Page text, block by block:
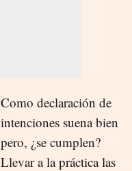
Como declaración de
intenciones suena bien
pero, ¿se cumplen?
Llevar a la práctica las